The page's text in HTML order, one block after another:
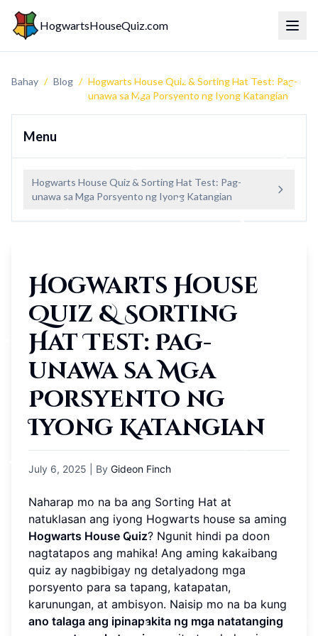
HogwartsHouseQuiz.com
Bahay / Blog / Hogwarts House Quiz & Sorting Hat Test: Pag-
unawa sa Mga Porsyento ng Iyong Katangian
Menu
Hogwarts House Quiz & Sorting Hat Test: Pag-
unawa sa Mga Porsyento ng Iyong Katangian
Hogwarts House
Quiz & Sorting
Hat Test: Pag-
unawa sa Mga
Porsyento ng
Iyong Katangian
July 6, 2025 | By Gideon Finch
Naharap mo na ba ang Sorting Hat at
natuklasan ang iyong Hogwarts house sa aming
Hogwarts House Quiz? Ngunit hindi pa doon
nagtatapos ang mahika! Ang aming kakaibang
quiz ay nagbibigay ng detalyadong mga
porsyento para sa tapang, katapatan,
karunungan, at ambisyon. Naisip mo na ba kung
ano talaga ang ipinapakita ng mga natatanging